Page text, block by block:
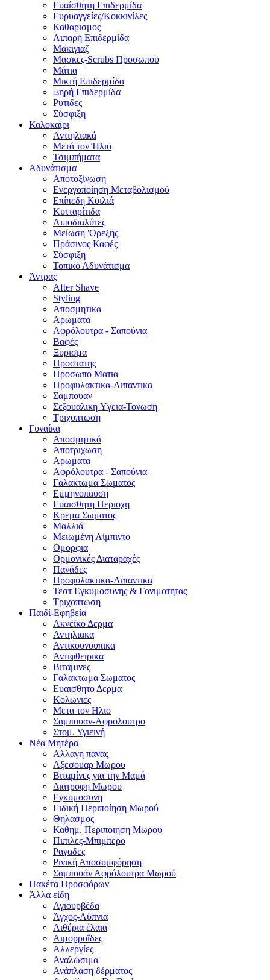
Ευαίσθητη Επιδερμίδα
Ευρυαγγείες/Κοκκινίλες
Καθαρισμος
Λιπαρή Επιδερμίδα
Μακιγιαζ
Μασκες-Scrubs Προσωπου
Μάτια
Μικτή Επιδερμίδα
Ξηρή Επιδερμίδα
Ρυτιδες
Σύσφιξη
Καλοκαίρι
Αντιηλιακά
Μετά τον Ήλιο
Τσιμπήματα
Αδυνάτισμα
Αποτοξίνωση
Ενεργοποίηση Μεταβολισμού
Επίπεδη Κοιλιά
Κυτταρίτιδα
Λιποδιαλύτες
Μείωση 'Ορεξης
Πράσινος Καφές
Σύσφιξη
Τοπικό Αδυνάτισμα
Άντρας
After Shave
Styling
Αποσμητικα
Αρωματα
Αφρόλουτρα - Σαπούνια
Βαφές
Ξυρισμα
Προστατης
Προσωπο Ματια
Προφυλακτικα-Λιπαντικα
Σαμπουαν
Σεξουαλικη Yγεια-Τονωση
Τριχοπτωση
Γυναίκα
Αποσμητικά
Αποτριχωση
Αρωματα
Αφρόλουτρα - Σαπούνια
Γαλακτωμα Σωματος
Εμμηνοπαυση
Ευαισθητη Περιοχη
Κρεμα Σωματος
Μαλλιά
Μειωμένη Λίμπιντο
Ομορφια
Ορμονικές Διαταραχές
Πανάδες
Προφυλακτικα-Λιπαντικα
Τεστ Εγκυμοσυνης & Γονιμοτητας
Τριχοπτωση
Παιδί-Εφηβεία
Ακνεϊκο Δερμα
Αντηλιακα
Αντικουνουπικα
Αντιφθειρικα
Βιταμινες
Γαλακτωμα Σωματος
Ευαισθητο Δερμα
Κολωνιες
Μετα τον Ηλιο
Σαμπουαν-Αφρολουτρο
Στομ. Υγιεινή
Νέα Μητέρα
Αλλαγη πανας
Αξεσουαρ Μωρου
Βιταμίνες για την Μαμά
Διατροφη Μωρου
Εγκυμοσυνη
Ειδική Περιποίηση Μωρού
Θηλασμος
Καθημ. Περιποιηση Μωρου
Πιπιλες-Μπιμπερο
Ραγαδες
Ρινική Αποσυμφόρηση
Σαμπουάν Αφρόλουτρα Μωρού
Πακέτα Προσφόρων
Άλλα είδη
Αγιουρβέδα
Άγχος-Αϋπνια
Αιθέρια έλαια
Αιμορροΐδες
Αλλεργίες
Αναλώσιμα
Ανάπλαση δέρματος